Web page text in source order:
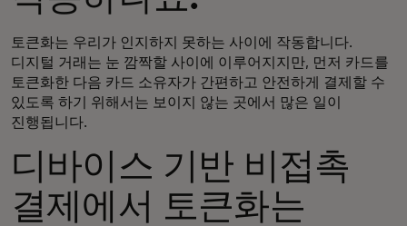
토큰화는 우리가 인지하지 못하는 사이에 작동합니다.
디지털 거래는 눈 깜짝할 사이에 이루어지지만, 먼저 카드를
토큰화한 다음 카드 소유자가 간편하고 안전하게 결제할 수
있도록 하기 위해서는 보이지 않는 곳에서 많은 일이
진행됩니다.
디바이스 기반 비접촉
결제에서 토큰화는